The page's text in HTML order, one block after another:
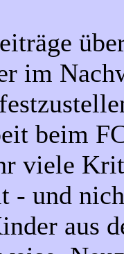
im
beim
viele
- und
aus